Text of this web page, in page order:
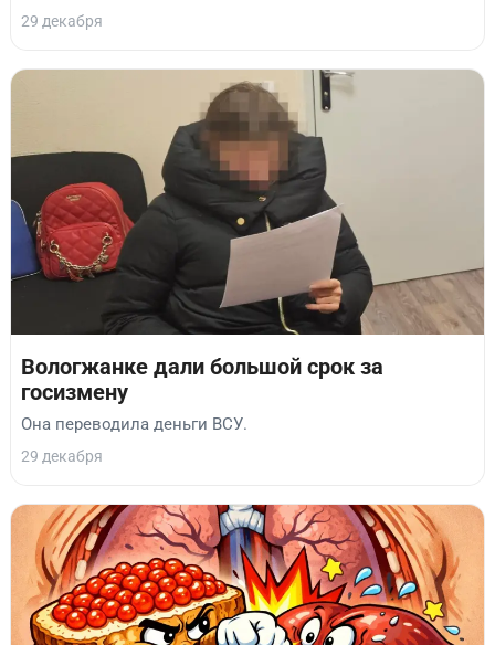
29 декабря
Вологжанке дали большой срок за
госизмену
Она переводила деньги ВСУ.
29 декабря